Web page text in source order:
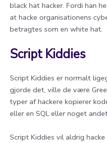
black hat hacker. Fordi han
at hacke organisationens
betragtes som en white hat.
Script Kiddies
Script Kiddies er normalt
gjorde det, ville de være
typer af hackere kopierer
eller en SQL eller noget
Script Kiddies vil aldrig